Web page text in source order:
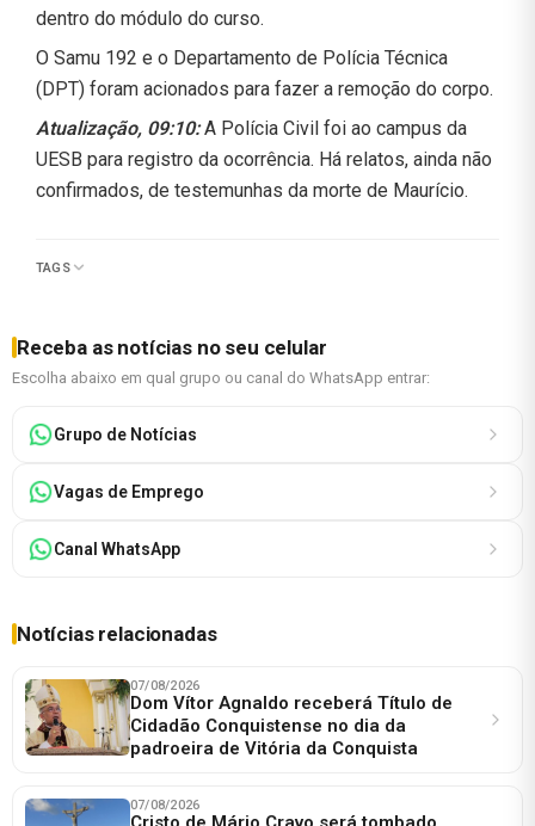
dentro do módulo do curso.
O Samu 192 e o Departamento de Polícia Técnica
(DPT) foram acionados para fazer a remoção do corpo.
Atualização, 09:10:A Polícia Civil foi ao campus da
UESB para registro da ocorrência. Há relatos, ainda não
confirmados, de testemunhas da morte de Maurício.
TAGS
Receba as notícias no seu celular
Escolha abaixo em qual grupo ou canal do WhatsApp entrar:
Grupo de Notícias
Vagas de Emprego
Canal WhatsApp
Notícias relacionadas
07/08/2026
Dom Vítor Agnaldo receberá Título de
Cidadão Conquistense no dia da
padroeira de Vitória da Conquista
07/08/2026